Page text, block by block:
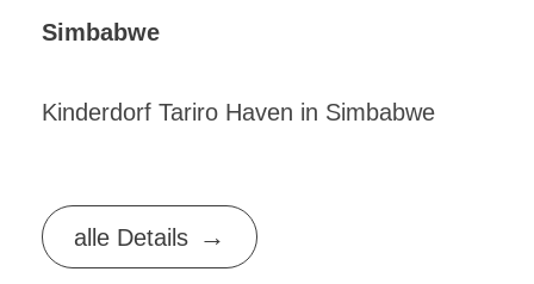
Simbabwe
Kinderdorf Tariro Haven in Simbabwe
alle Details